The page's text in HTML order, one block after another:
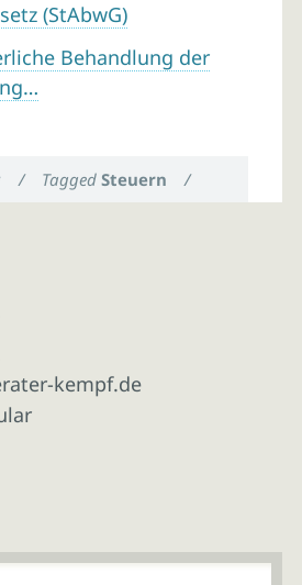
(StAbwG)
Behandlung der
/ TaggedSteuern /
kempf.de